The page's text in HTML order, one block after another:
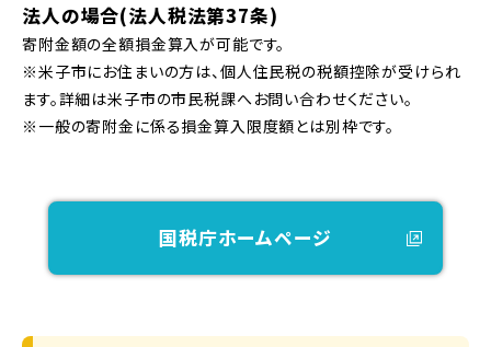
法人の場合(法人税法第37条)
寄附金額の全額損金算入が可能です。
※米子市にお住まいの方は、個人住民税の税額控除が受けられ
ます。詳細は米子市の市民税課へお問い合わせください。
※一般の寄附金に係る損金算入限度額とは別枠です。
国税庁ホームページ